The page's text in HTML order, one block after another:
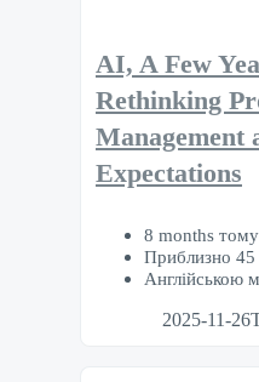
AI, A Few
Rethinking
Management
Expectations
8 months тому
Приблизно 45
Англійською
2025-11-